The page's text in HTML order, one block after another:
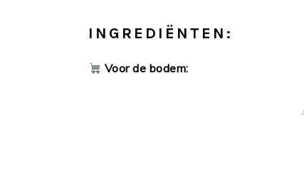
INGREDIËNTEN:
Voor de bodem: